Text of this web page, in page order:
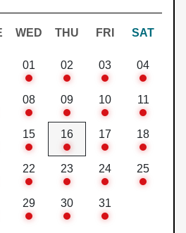
WED THU FRI SAT
01 02 03 04
08 09 10 11
15 16 17 18
22 23 24 25
29 30 31